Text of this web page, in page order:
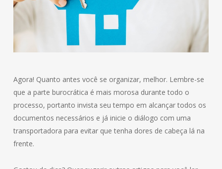
Agora! Quanto antes você se organizar, melhor. Lembre-se
que a parte burocrática é mais morosa durante todo o
processo, portanto invista seu tempo em alcançar todos os
documentos necessários e já inicie o diálogo com uma
transportadora para evitar que tenha dores de cabeça lá na
frente.